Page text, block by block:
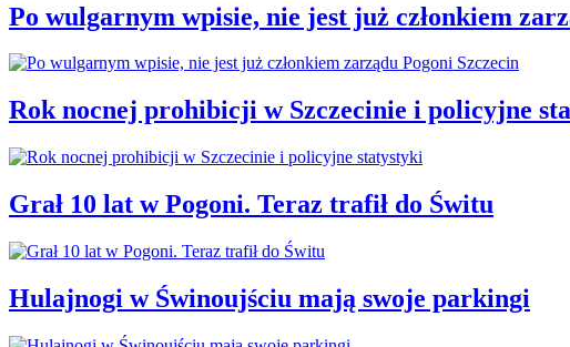
Po wulgarnym wpisie, nie jest już członkiem
Rok nocnej prohibicji w Szczecinie i policyjne
Grał 10 lat w Pogoni. Teraz trafił do Świtu
Hulajnogi w Świnoujściu mają swoje parkingi